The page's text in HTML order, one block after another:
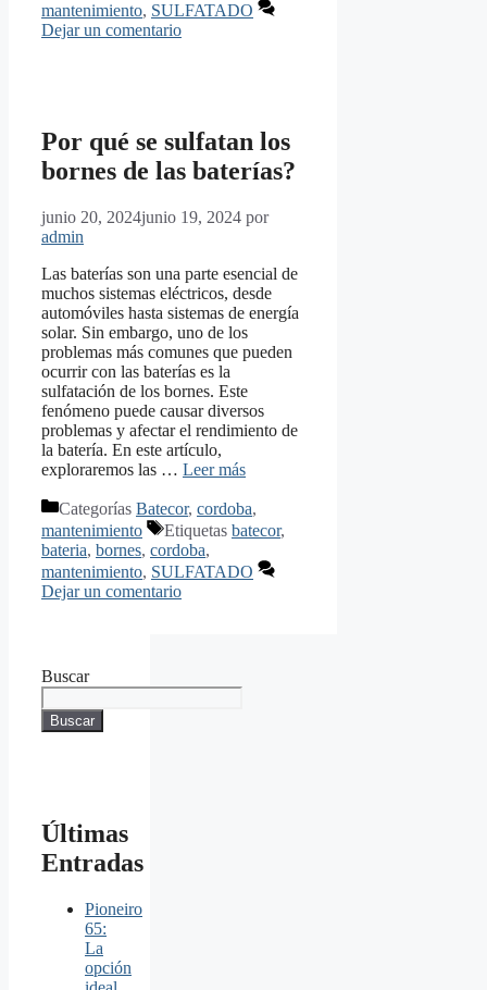
mantenimiento, SULFATADO
Dejar un comentario
Por qué se sulfatan los
bornes de las baterías?
junio 20, 2024junio 19, 2024 por
admin
Las baterías son una parte esencial de
muchos sistemas eléctricos, desde
automóviles hasta sistemas de energía
solar. Sin embargo, uno de los
problemas más comunes que pueden
ocurrir con las baterías es la
sulfatación de los bornes. Este
fenómeno puede causar diversos
problemas y afectar el rendimiento de
la batería. En este artículo,
exploraremos las … Leer más
Categorías Batecor, cordoba,
mantenimiento
Etiquetas batecor,
bateria, bornes, cordoba,
mantenimiento, SULFATADO
Dejar un comentario
Buscar
Buscar
Últimas
Entradas
Pioneiro
65:
La
opción